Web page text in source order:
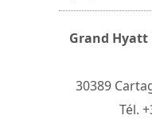
Grand Hyatt
30389
Tél.